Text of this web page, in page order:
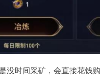
没时间采矿，会直接花钱